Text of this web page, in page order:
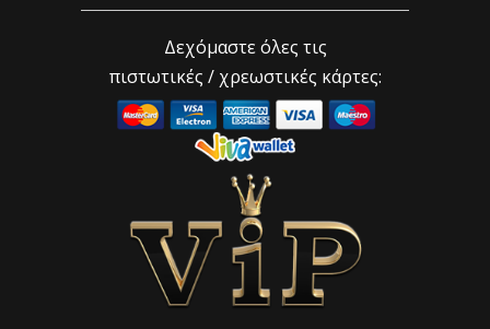
Δεχόμαστε όλες τις
πιστωτικές / χρεωστικές κάρτες: